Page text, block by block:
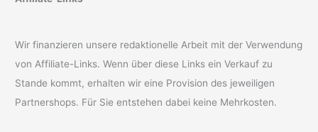
Wir finanzieren unsere redaktionelle Arbeit mit der Verwendung
von Affiliate-Links. Wenn über diese Links ein Verkauf zu
Stande kommt, erhalten wir eine Provision des jeweiligen
Partnershops. Für Sie entstehen dabei keine Mehrkosten.